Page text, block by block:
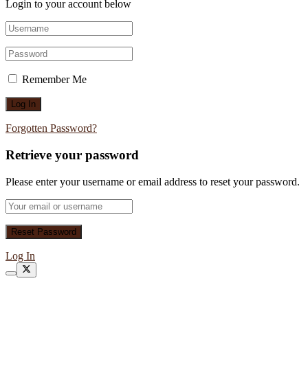
Login to your account below
Remember Me
Forgotten Password?
Retrieve your password
Please enter your username or email address to reset your password.
Log In